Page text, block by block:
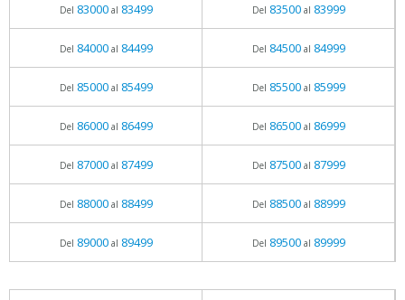
Del 83000al 83499 Del 83500al 83999
Del 84000al 84499 Del 84500al 84999
Del 85000al 85499 Del 85500al 85999
Del 86000al 86499 Del 86500al 86999
Del 87000al 87499 Del 87500al 87999
Del 88000al 88499 Del 88500al 88999
Del 89000al 89499 Del 89500al 89999